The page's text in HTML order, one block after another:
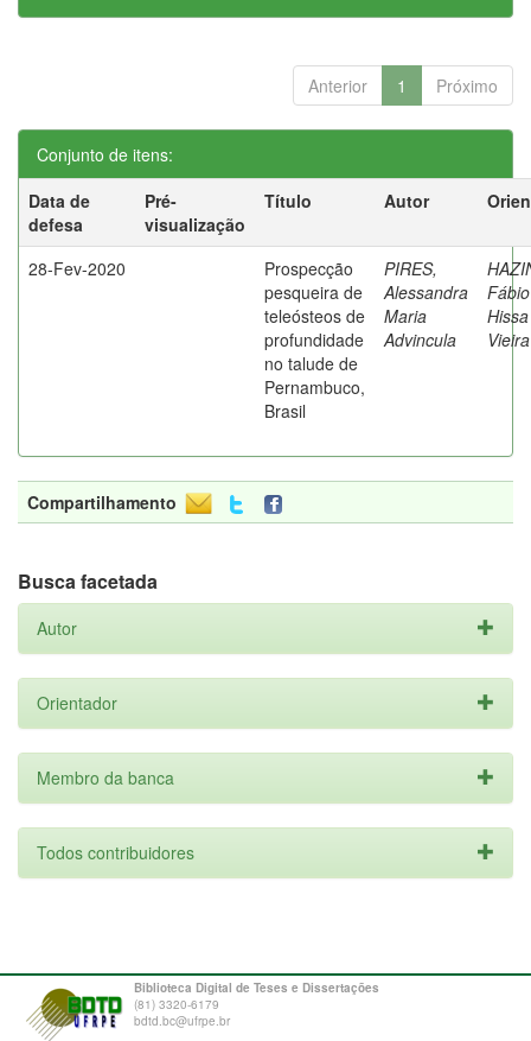
Anterior 1 Próximo
Conjunto de itens:
Data de
defesa
Pré-
visualização
Título Autor
28-Fev-2020
Prospecção
pesqueira de
teleósteos de
profundidade
no talude de
Pernambuco,
Brasil
PIRES,
Alessandra
Maria
Advincula
Fábio
Hissa
Vieira
Compartilhamento
Busca facetada
Autor
Orientador
Membro da banca
Todos contribuidores
Biblioteca Digital de Teses e Dissertações
(81) 3320-6179
bdtd.bc@ufrpe.br